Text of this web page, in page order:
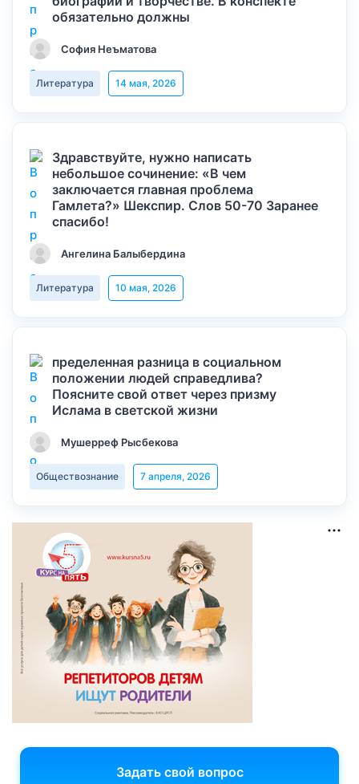
обязательно должны
София Неъматова
Литература 14 мая, 2026
Здравствуйте, нужно написать
небольшое сочинение: «В чем
заключается главная проблема
Гамлета?» Шекспир. Слов 50-70 Заранее
спасибо!
Ангелина Балыбердина
Литература 10 мая, 2026
пределенная разница в социальном
положении людей справедлива?
Поясните свой ответ через призму
Ислама в светской жизни
Мушерреф Рысбекова
Обществознание 7 апреля, 2026
Задать свой вопрос